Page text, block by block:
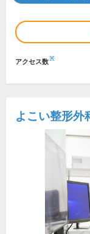
アクセス数※
よこい整形外